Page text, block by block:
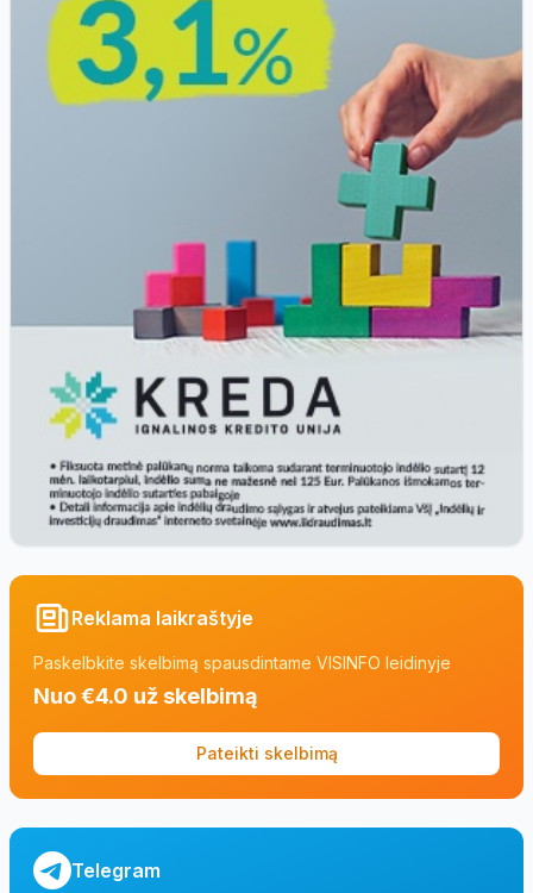
Reklama laikraštyje
Paskelbkite skelbimą spausdintame VISINFO leidinyje
Nuo €4.0 už skelbimą
Pateikti skelbimą
Telegram